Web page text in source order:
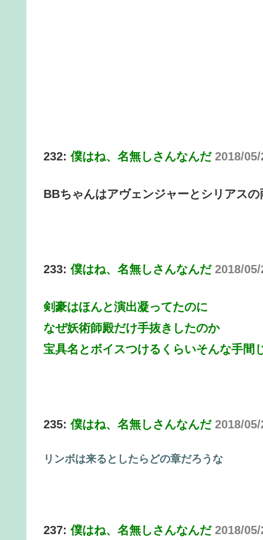
232:僕はね、名無しさんなんだ 2018/
BBちゃんはアヴェンジャーとシリアス
233:僕はね、名無しさんなんだ 2018/
剣豪はほんと演出凝ってたのに
なぜ妖術師殿だけ手抜きしたのか
宝具名とボイスつけるくらいそんな手間
235:僕はね、名無しさんなんだ 2018/
リンボは来るとしたらどの章だろうな
237:僕はね、名無しさんなんだ 2018/